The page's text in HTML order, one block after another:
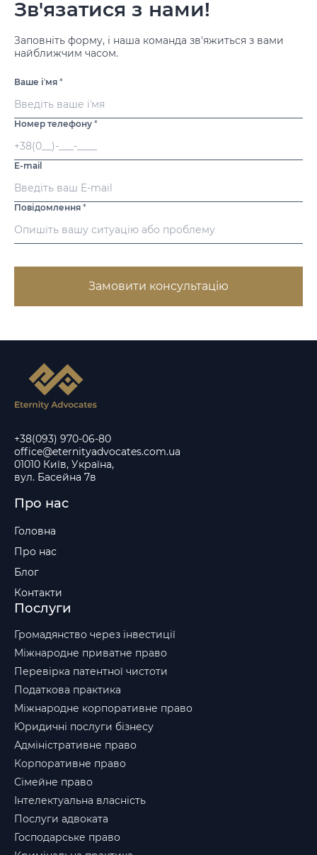
Зв'язатися з нами!
Заповніть форму, і наша команда зв'яжиться з вами
найближчим часом.
Ваше іʼмя *
Номер телефону *
E-mail
Повідомлення *
Замовити консультацію
+38(093) 970-06-80
office@eternityadvocates.com.ua
01010 Київ, Україна,
вул. Басейна 7в
Про нас
Головна
Про нас
Блог
Контакти
Послуги
Громадянство через інвестиції
Міжнародне приватне право
Перевірка патентної чистоти
Податкова практика
Міжнародне корпоративне право
Юридичні послуги бізнесу
Адміністративне право
Корпоративне право
Сімейне право
Інтелектуальна власність
Послуги адвоката
Господарське право